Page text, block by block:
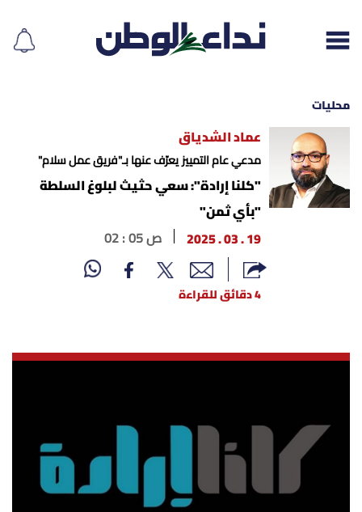
إقرأ الجريدة
لبنان
متفرقات
نداء القرّاء
محليات
عماد الشدياق
مدعي عام التمييز يعرّف عنها بـ"فريق عمل سلام"
"كلنا إرادة": سعي حثيث لبلوغ السلطة
"بأي ثمن"
19 . 03 . 2025
02 : 05 ص
4 دقائق للقراءة